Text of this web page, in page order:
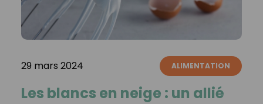
29 mars 2024 ALIMENTATION
Les blancs en neige : un allié